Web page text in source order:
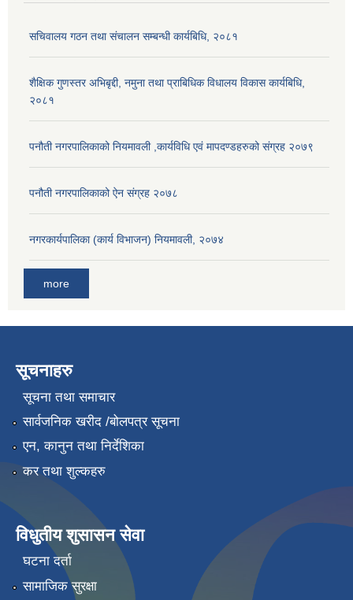
सचिवालय गठन तथा संचालन सम्बन्धी कार्यबिधि, २०८१
शैक्षिक गुणस्तर अभिबृद्दी, नमुना तथा प्राबिधिक विधालय विकास कार्यबिधि,
२०८१
पनौती नगरपालिकाको नियमावली ,कार्यविधि एवं मापदण्डहरुको संग्रह २०७९
पनौती नगरपालिकाको ऐन संग्रह २०७८
नगरकार्यपालिका (कार्य विभाजन) नियमावली, २०७४
more
सूचनाहरु
सूचना तथा समाचार
सार्वजनिक खरीद /बोलपत्र सूचना
एन, कानुन तथा निर्देशिका
कर तथा शुल्कहरु
विधुतीय शुसासन सेवा
घटना दर्ता
सामाजिक सुरक्षा